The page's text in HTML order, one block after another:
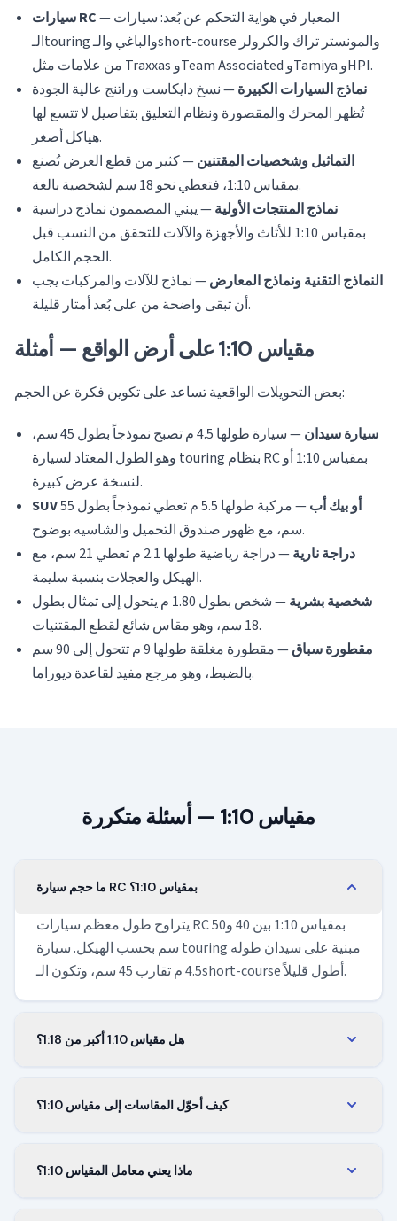
سيارات RC— المعيار في هواية التحكم عن بُعد: سيارات
الـtouring والباغي والـshort-course والمونستر تراك والكرولر
من علامات مثل Traxxas وTeam Associated وTamiya وHPI.
نماذج السيارات الكبيرة— نسخ دايكاست وراتنج عالية الجودة
تُظهر المحرك والمقصورة ونظام التعليق بتفاصيل لا تتسع لها
هياكل أصغر.
التماثيل وشخصيات المقتنين— كثير من قطع العرض تُصنع
بمقياس 1:10، فتعطي نحو 18 سم لشخصية بالغة.
نماذج المنتجات الأولية— يبني المصممون نماذج دراسية
بمقياس 1:10 للأثاث والأجهزة والآلات للتحقق من النسب قبل
الحجم الكامل.
النماذج التقنية ونماذج المعارض— نماذج للآلات والمركبات يجب
أن تبقى واضحة من على بُعد أمتار قليلة.
مقياس 1:10 على أرض الواقع — أمثلة
بعض التحويلات الواقعية تساعد على تكوين فكرة عن الحجم:
سيارة سيدان
— سيارة طولها 4.5 م تصبح نموذجاً بطول 45 سم،
وهو الطول المعتاد لسيارة touring بنظام RC بمقياس 1:10 أو
لنسخة عرض كبيرة.
SUV أو بيك أب
— مركبة طولها 5.5 م تعطي نموذجاً بطول 55
سم، مع ظهور صندوق التحميل والشاسيه بوضوح.
دراجة نارية
— دراجة رياضية طولها 2.1 م تعطي 21 سم، مع
الهيكل والعجلات بنسبة سليمة.
شخصية بشرية
— شخص بطول 1.80 م يتحول إلى تمثال بطول
18 سم، وهو مقاس شائع لقطع المقتنيات.
مقطورة سباق
— مقطورة مغلقة طولها 9 م تتحول إلى 90 سم
بالضبط، وهو مرجع مفيد لقاعدة ديوراما.
مقياس 1:10 — أسئلة متكررة
ما حجم سيارة RC بمقياس 1:10؟
يتراوح طول معظم سيارات RC بمقياس 1:10 بين 40 و50
سم بحسب الهيكل. سيارة touring مبنية على سيدان طوله
4.5 م تقارب 45 سم، وتكون الـshort-course أطول قليلاً.
هل مقياس 1:10 أكبر من 1:18؟
سيارة طولها 4.5 م تبلغ نحو 45 سم بمقياس 1:10 ونحو 25
كيف أحوّل المقاسات إلى مقياس 1:10؟
أو اضرب طول النموذج في 10 لتعود إلى الواقع. سقف
ماذا يعني معامل المقياس 1:10؟